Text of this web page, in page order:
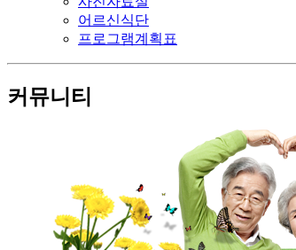
어르신식단
프로그램계획표
커뮤니티